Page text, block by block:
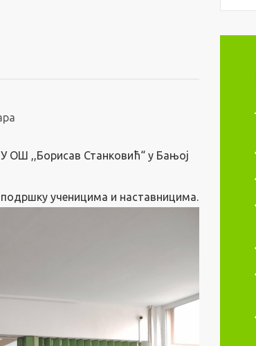
ОШ ,,Борисав Станковић“ у Бањој
ученицима и наставницима.